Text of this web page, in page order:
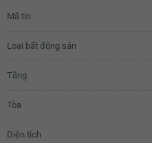
Mã tin
Loại bất động sản
Tầng
Tòa
Diện tích